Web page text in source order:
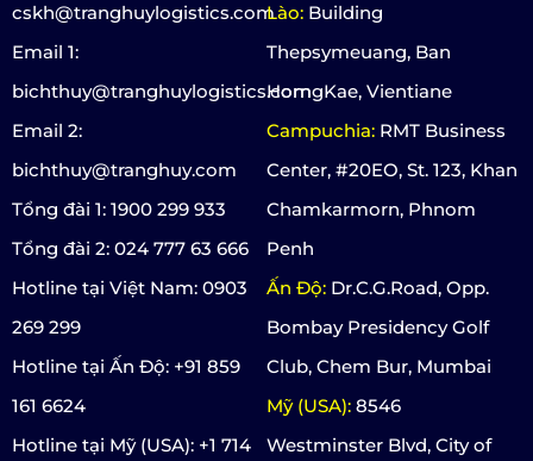
cskh@tranghuylogistics.com
Email 1:
bichthuy@tranghuylogistics.com
Email 2:
bichthuy@tranghuy.com
Tổng đài 1: 1900 299 933
Tổng đài 2: 024 777 63 666
Hotline tại Việt Nam: 0903
269 299
Hotline tại Ấn Độ: +91 859
161 6624
Hotline tại Mỹ (USA): +1 714
Lào: Building
Thepsymeuang, Ban
HorngKae, Vientiane
Campuchia: RMT Business
Center, #20EO, St. 123, Khan
Chamkarmorn, Phnom
Penh
Ấn Độ: Dr.C.G.Road, Opp.
Bombay Presidency Golf
Club, Chem Bur, Mumbai
Mỹ (USA): 8546
Westminster Blvd, City of